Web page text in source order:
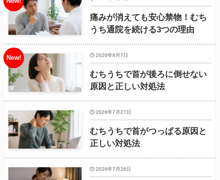
痛みが消えても安心禁物！むち
うち通院を続ける3つの理由
むちうちで首が後ろに倒せない
原因と正しい対処法
2026年8月7日
むちうちで首がつっぱる原因と
正しい対処法
2026年7月27日
2026年7月26日